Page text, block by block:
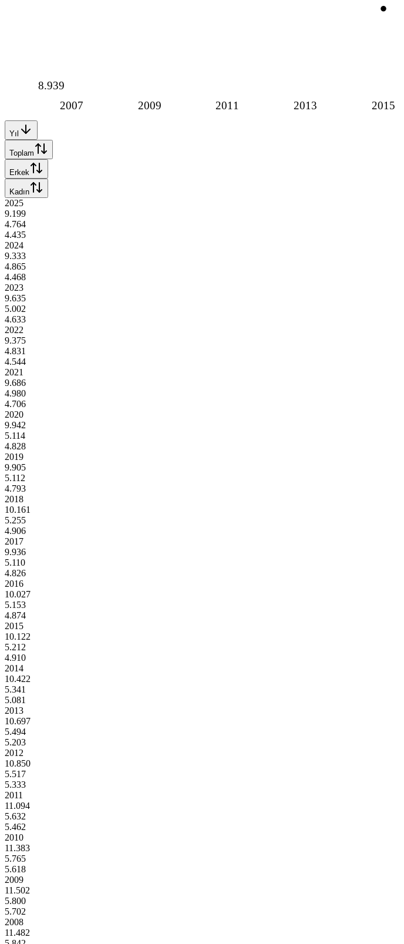
2007 2009 2011 2013 2015
8.939
Yıl
Toplam
Erkek
Kadın
2025
9.199
4.764
4.435
2024
9.333
4.865
4.468
2023
9.635
5.002
4.633
2022
9.375
4.831
4.544
2021
9.686
4.980
4.706
2020
9.942
5.114
4.828
2019
9.905
5.112
4.793
2018
10.161
5.255
4.906
2017
9.936
5.110
4.826
2016
10.027
5.153
4.874
2015
10.122
5.212
4.910
2014
10.422
5.341
5.081
2013
10.697
5.494
5.203
2012
10.850
5.517
5.333
2011
11.094
5.632
5.462
2010
11.383
5.765
5.618
2009
11.502
5.800
5.702
2008
11.482